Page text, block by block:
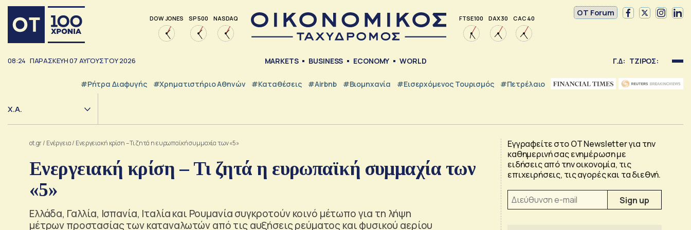
DOW JONES SP 500 NASDAQ FTSE 100 DAX 30 CAC 40
OT Forum
08:24 ΠΑΡΑΣΚΕΥΗ07 ΑΥΓΟΥΣΤΟΥ2026 MARKETS BUSINESS ECONOMY WORLD Γ.Δ: ΤΖΙΡΟΣ:
#ρήτρα Διαφυγής #Χρηματιστήριο Αθηνών #Καταθέσεις #Airbnb #Βιομηχανία #εισερχόμενος Τουρισμός #Πετρέλαιο
Χ.Α.
ot.gr/ Ενέργεια/ Ενεργειακή κρίση – Τι ζητά η ευρωπαϊκή συμμαχία των «5»
Ενεργειακή κρίση – Τι ζητά η ευρωπαϊκή συμμαχία των
«5»
Ελλάδα, Γαλλία, Ισπανία, Ιταλία και Ρουμανία συγκροτούν κοινό μέτωπο για τη λήψη
μέτρων προστασίας των καταναλωτών από τις αυξήσεις ρεύματος και φυσικού αερίου
Εγγραφείτε στο OT Newsletter για την
καθημερινή σας ενημέρωση με
ειδήσεις από την οικονομία, τις
επιχειρήσεις, τις αγορές και τα διεθνή.